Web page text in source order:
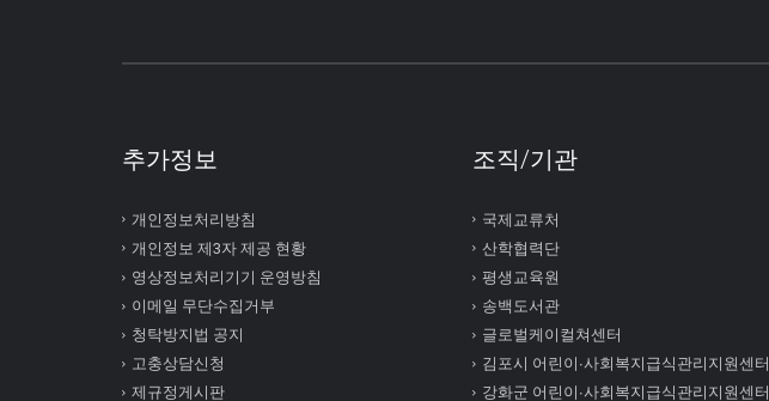
추가정보
개인정보처리방침
개인정보 제3자 제공 현황
영상정보처리기기 운영방침
이메일 무단수집거부
청탁방지법 공지
고충상담신청
제규정게시판
조직/기관
국제교류처
산학협력단
평생교육원
송백도서관
글로벌케이컬쳐센터
김포시 어린이∙사회복지급식관리지원센터
강화군 어린이∙사회복지급식관리지원센터